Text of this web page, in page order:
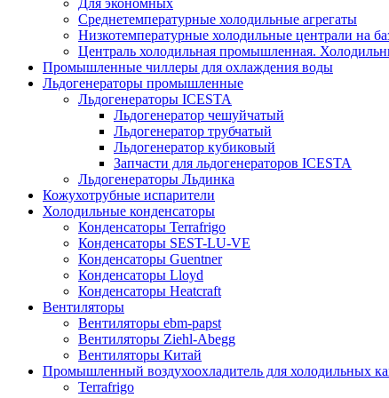
Среднетемпературные холодильные агрегаты
Низкотемпературные холодильные централи на
Централь холодильная промышленная.
Промышленные чиллеры для охлаждения воды
Льдогенераторы промышленные
Льдогенераторы ICESTA
Льдогенератор чешуйчатый
Льдогенератор трубчатый
Льдогенератор кубиковый
Запчасти для льдогенераторов ICESTA
Льдогенераторы Льдинка
Кожухотрубные испарители
Холодильные конденсаторы
Конденсаторы Terrafrigo
Конденсаторы SEST-LU-VE
Конденсаторы Guentner
Конденсаторы Lloyd
Конденсаторы Heatcraft
Вентиляторы
Вентиляторы ebm-papst
Вентиляторы Ziehl-Abegg
Вентиляторы Китай
Промышленный воздухоохладитель для холодильных
Terrafrigo